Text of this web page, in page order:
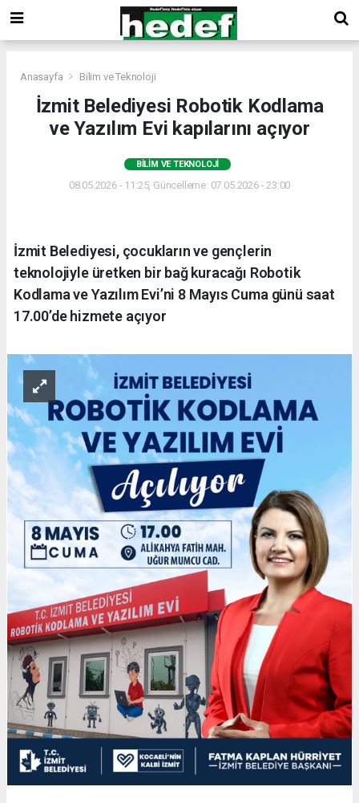
Anasayfa Bilim ve Teknoloji
İzmit Belediyesi Robotik Kodlama
ve Yazılım Evi kapılarını açıyor
BILIM VE TEKNOLOJI
08.05.2026 - 11:25, Güncelleme: 07.05.2026 - 23:00
İzmit Belediyesi, çocukların ve gençlerin
teknolojiyle üretken bir bağ kuracağı Robotik
Kodlama ve Yazılım Evi’ni 8 Mayıs Cuma günü saat
17.00’de hizmete açıyor